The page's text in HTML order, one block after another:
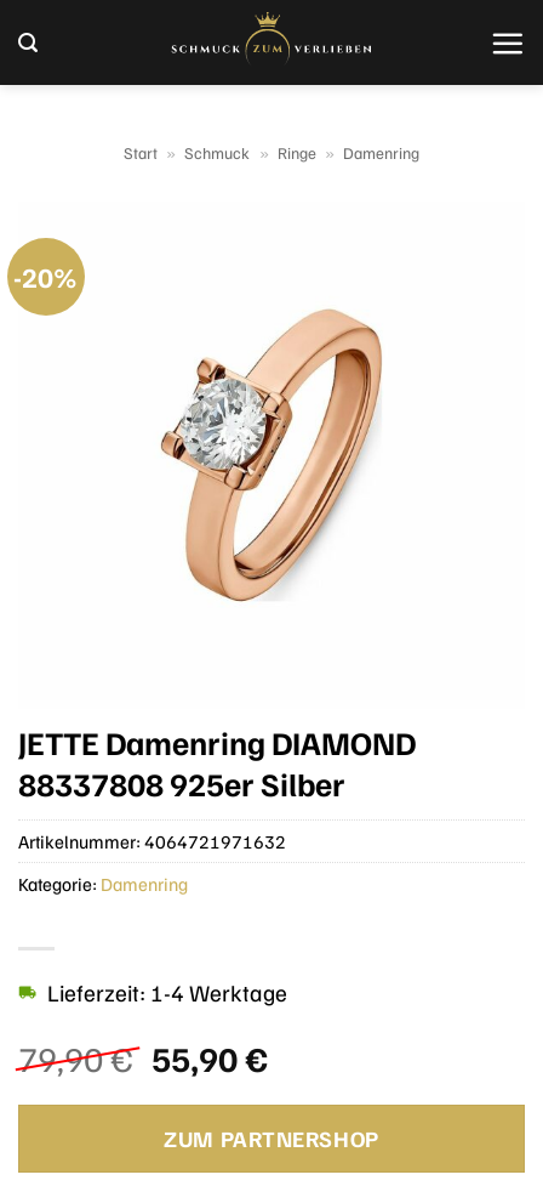
Inhalt
springen
Start » Schmuck » Ringe » Damenring
-20%
JETTE Damenring DIAMOND
88337808 925er Silber
79,90€ Ursprünglicher
Preis
war:
79,90 €
55,90€Aktueller
ist:
55,90 €.
Lieferzeit: 1-4 Werktage
ZUM PARTNERSHOP
Artikelnummer: 4064721971632
Kategorie: Damenring